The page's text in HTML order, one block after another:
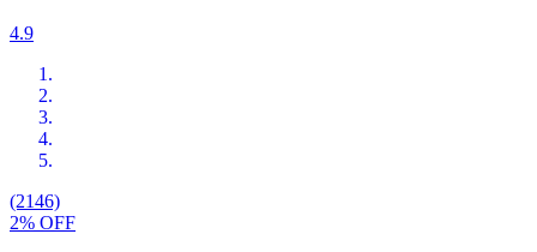
4.9
(2146)
2% OFF